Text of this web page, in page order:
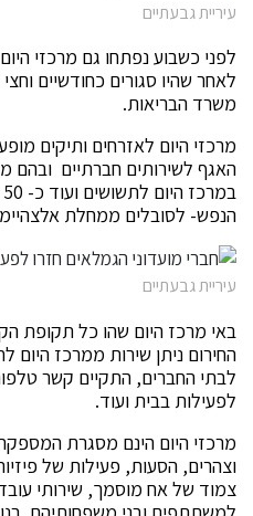
עיריית גבעתיים
לפני כשבוע נפתחו גם מרכזי
לאחר שהיו סגורים כחודשיים
משרד הבריאות.
מרכזי היום לאזרחים ותיקים
הנפש- לסובלים ממחלת אלצהיימר
עיריית גבעתיים
באי מרכז היום שהו כל תקופת
החירום ניתן שירות ממרכז היום
לבתי החברים, התקיים קשר
לפעילות בבית ועוד.
מרכזי היום הינם מסגרת
וצהרים, הסעות, פעילות של
צמוד של אח מוסמך, שירותי